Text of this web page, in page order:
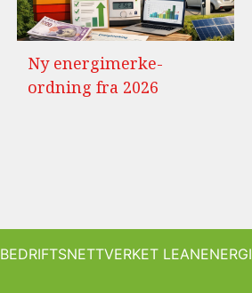
Ny energimerke-
ordning fra 2026
BEDRIFTSNETTVERKET LEANENERGI